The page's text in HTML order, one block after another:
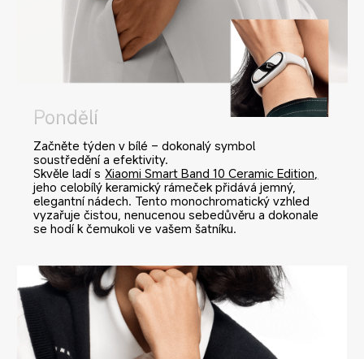
Pondělí
Začněte týden v bílé – dokonalý symbol
soustředění a efektivity.
Skvěle ladí s Xiaomi Smart Band 10 Ceramic Edition,
jeho celobílý keramický rámeček přidává jemný,
elegantní nádech. Tento monochromatický vzhled
vyzařuje čistou, nenucenou sebedůvěru a dokonale
se hodí k čemukoli ve vašem šatníku.